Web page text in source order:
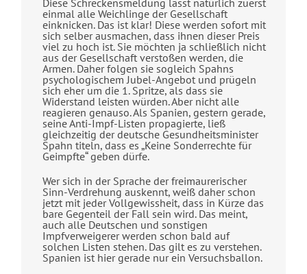
einmal alle Weichlinge der Gesellschaft
einknicken. Das ist klar! Diese werden sofort mit
sich selber ausmachen, dass ihnen dieser Preis
viel zu hoch ist. Sie möchten ja schließlich nicht
aus der Gesellschaft verstoßen werden, die
Armen. Daher folgen sie sogleich Spahns
psychologischem Jubel-Angebot und prügeln
sich eher um die 1. Spritze, als dass sie
Widerstand leisten würden. Aber nicht alle
reagieren genauso. Als Spanien, gestern gerade,
seine Anti-Impf-Listen propagierte, ließ
gleichzeitig der deutsche Gesundheitsminister
Spahn titeln, dass es „Keine Sonderrechte für
Geimpfte“ geben dürfe.
Wer sich in der Sprache der freimaurerischer
Sinn-Verdrehung auskennt, weiß daher schon
jetzt mit jeder Vollgewissheit, dass in Kürze das
bare Gegenteil der Fall sein wird. Das meint,
auch alle Deutschen und sonstigen
Impfverweigerer werden schon bald auf
solchen Listen stehen. Das gilt es zu verstehen.
Spanien ist hier gerade nur ein Versuchsballon.